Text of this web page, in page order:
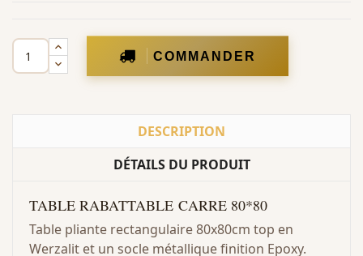
COMMANDER
DESCRIPTION
DÉTAILS DU PRODUIT
TABLE RABATTABLE CARRE 80*80
Table pliante rectangulaire 80x80cm top en
Werzalit et un socle métallique finition Epoxy.